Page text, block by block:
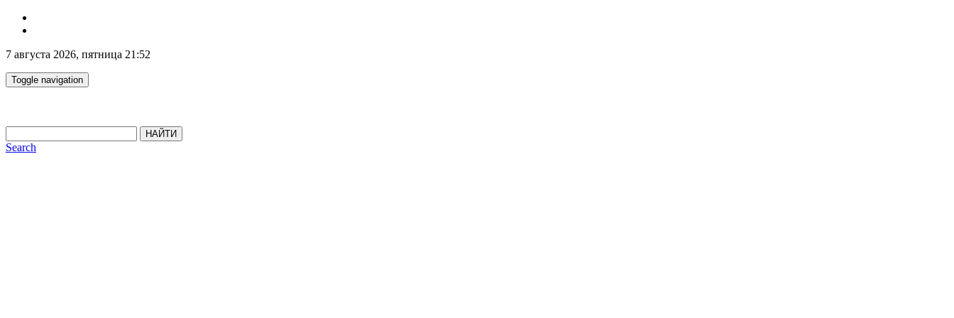
7 августа 2026, пятница 21:52
Toggle navigation
НАЙТИ
Search